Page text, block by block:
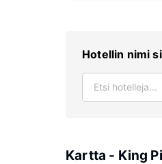
Hotellin nimi
Kartta - King